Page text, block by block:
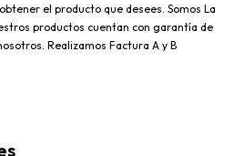
el producto que desees. Somos La
productos cuentan con garantía de
Realizamos Factura A y B